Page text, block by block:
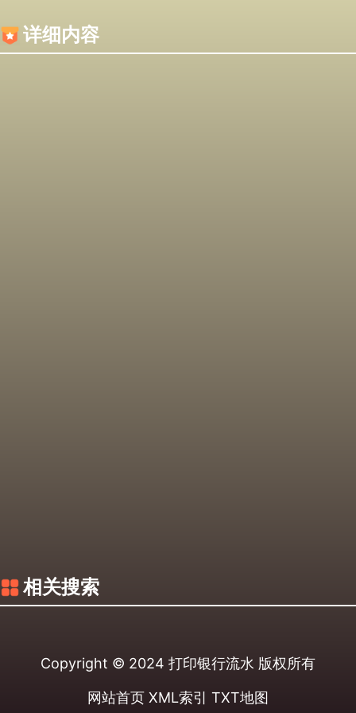
详细内容
相关搜索
Copyright © 2024 打印银行流水 版权所有
网站首页 XML索引 TXT地图